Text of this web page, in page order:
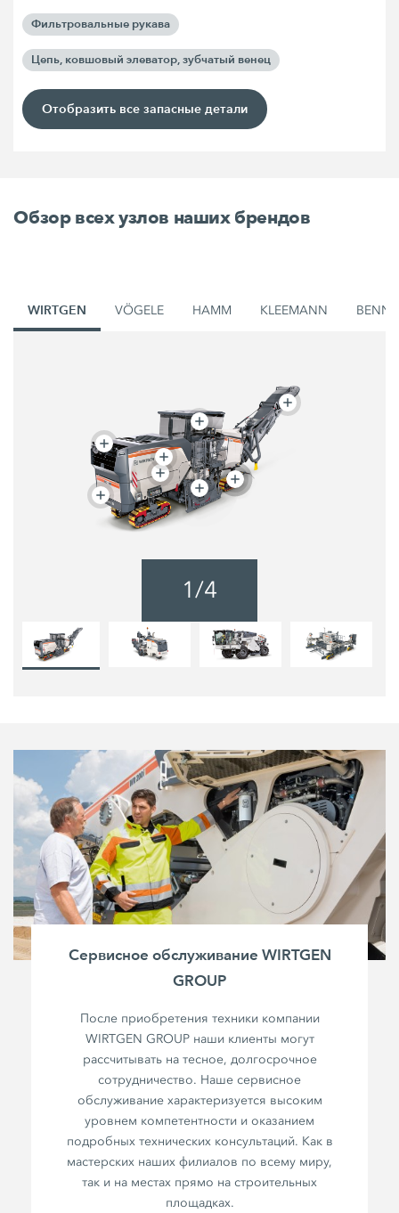
Фильтровальные рукава
Цепь, ковшовый элеватор, зубчатый венец
Отобразить все запасные детали
Обзор всех узлов наших брендов
WIRTGEN VÖGELE HAMM KLEEMANN
1/4
Сервисное обслуживание WIRTGEN
GROUP
После приобретения техники компании
WIRTGEN GROUP наши клиенты могут
рассчитывать на тесное, долгосрочное
сотрудничество. Наше сервисное
обслуживание характеризуется высоким
уровнем компетентности и оказанием
подробных технических консультаций. Как в
мастерских наших филиалов по всему миру,
так и на местах прямо на строительных
площадках.